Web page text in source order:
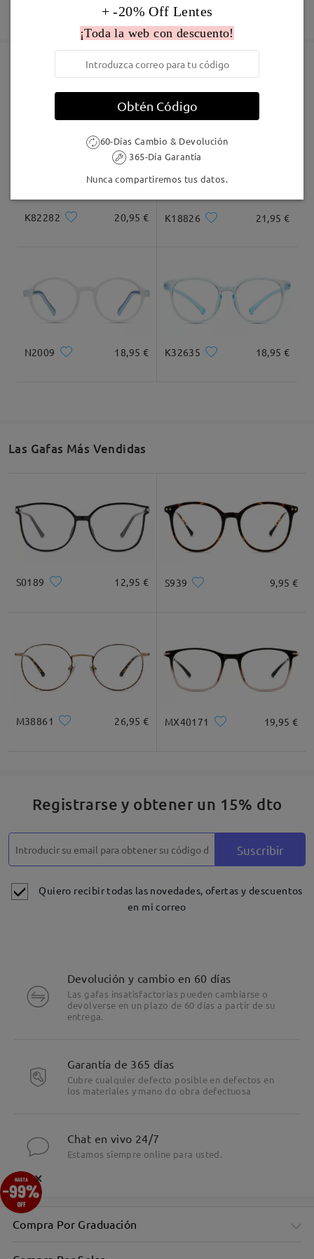
5-7 días laborales detalles
Garantía de 365 días
Descubrir Más
K82282 20,95 € K18826 21,95 €
N2009 18,95 € K32635 18,95 €
Las Gafas Más Vendidas
S0189 12,95 € S939 9,95 €
M38861 26,95 € MX40171 19,95 €
Registrarse y obtener un 15% dto
Suscribir
Quiero recibir todas las novedades, ofertas y descuentos
en mi correo
Devolución y cambio en 60 días
Las gafas insatisfactorias pueden cambiarse o
devolverse en un plazo de 60 días a partir de su
entrega.
Garantía de 365 días
Cubre cualquier defecto posible en defectos en
los materiales y mano do obra defectuosa
Chat en vivo 24/7
Estamos siempre online para usted.
Compra Por Graduación
×
+ -20% Off Lentes
¡Toda la web con descuento!
Obtén Código
60-Días Cambio & Devolución
365-Día Garantía
Nunca compartiremos tus datos.